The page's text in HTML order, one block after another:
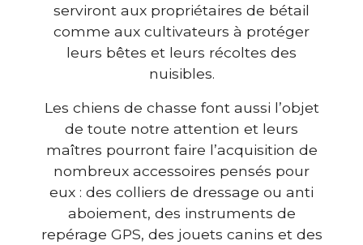
serviront aux propriétaires de bétail
comme aux cultivateurs à protéger
leurs bêtes et leurs récoltes des
nuisibles.
Les chiens de chasse font aussi l’objet
de toute notre attention et leurs
maîtres pourront faire l’acquisition de
nombreux accessoires pensés pour
eux : des colliers de dressage ou anti
aboiement, des instruments de
repérage GPS, des jouets canins et des